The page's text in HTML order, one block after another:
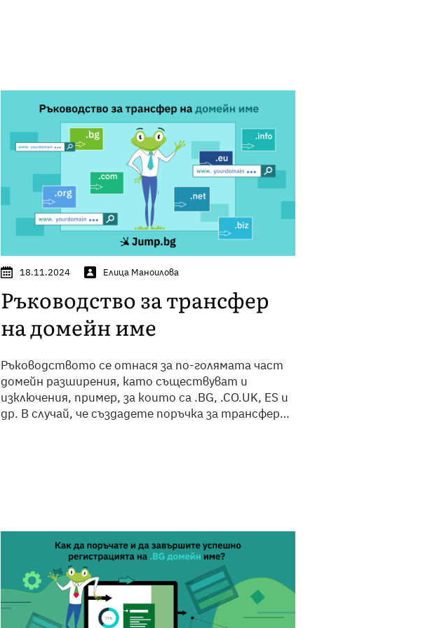
18.11.2024 Елица Маноилова
Ръководство за трансфер
на домейн име
Ръководството се отнася за по-голямата част
домейн разширения, като съществуват и
изключения, пример, за които са .BG, .CO.UK, ES и
др. В случай, че създадете поръчка за трансфер